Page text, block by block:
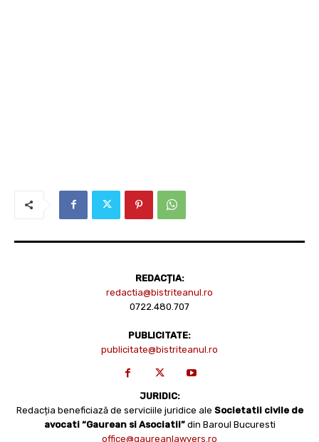
REDACȚIA:
redactia@bistriteanul.ro
0722.480.707
PUBLICITATE:
publicitate@bistriteanul.ro
JURIDIC:
Redacția beneficiază de serviciile juridice ale Societatii civile de
avocati “Gaurean si Asociatii” din Baroul Bucuresti
office@gaureanlawyers.ro